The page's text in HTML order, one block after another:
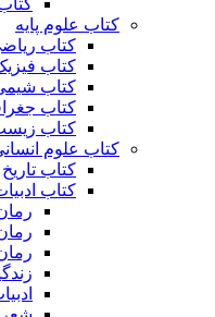
کتاب علوم پایه
کتاب
کتاب
کتاب
کتاب
کتاب
کتاب علوم
کتاب تاریخ
کتاب